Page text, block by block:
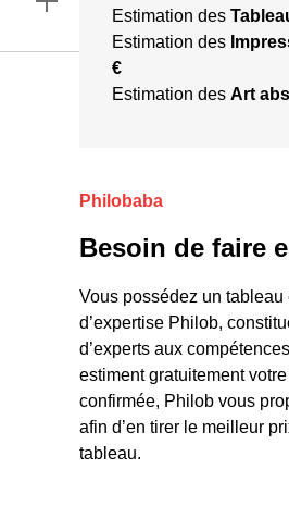
Estimation des
Estimation des
€
Estimation des Art
Philobaba
Besoin de faire
Vous possédez un
d’expertise Philob,
d’experts aux
estiment gratuitement
confirmée, Philob vous
afin d’en tirer le meilleur
tableau.